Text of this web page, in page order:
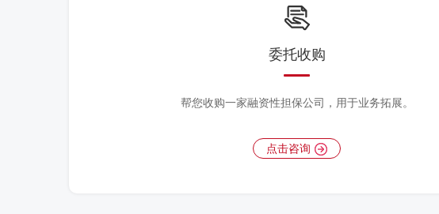
委托收购
帮您收购一家融资性担保公司，用于业务拓展。
点击咨询